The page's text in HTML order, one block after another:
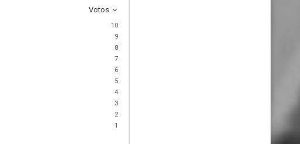
Votos
10
9
8
7
6
5
4
3
2
1